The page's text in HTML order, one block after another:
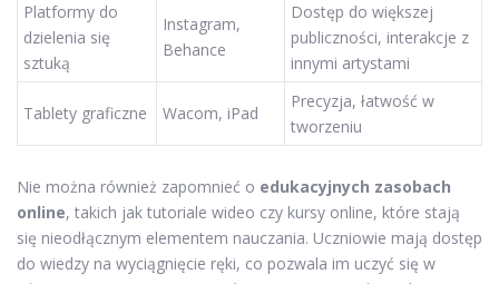
Platformy do
dzielenia się
sztuką
Instagram,
Behance
Dostęp do większej
publiczności, interakcje z
innymi artystami
Tablety graficzne Wacom, iPad
Precyzja, łatwość w
tworzeniu
Nie można również zapomnieć o edukacyjnych zasobach
online, takich jak tutoriale wideo czy kursy online, które stają
się nieodłącznym elementem nauczania. Uczniowie mają dostęp
do wiedzy na wyciągnięcie ręki, co pozwala im uczyć się w